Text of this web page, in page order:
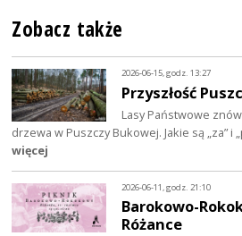
Zobacz także
2026-06-15, godz. 13:27
Przyszłość
Lasy Państwowe
drzewa w Puszczy Bukowej. Jakie są „za” i
więcej
2026-06-11, godz. 21:10
Barokowo-
Różance